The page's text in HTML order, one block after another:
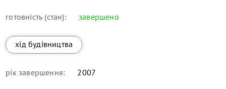
готовність (стан): завершено
хід будівництва
рік завершення: 2007